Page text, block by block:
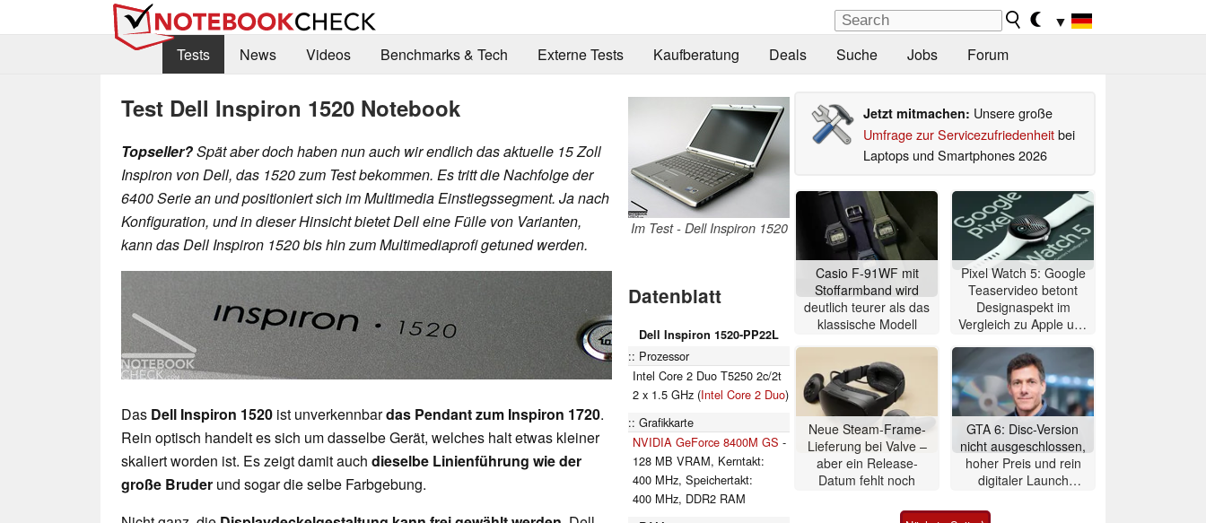
▼
Tests
News Videos Benchmarks & Tech Externe Tests Kaufberatung Deals Suche Jobs Forum
Test Dell Inspiron 1520 Notebook
Topseller?Spät aber doch haben nun auch wir endlich das aktuelle 15 Zoll
Inspiron von Dell, das 1520 zum Test bekommen. Es tritt die Nachfolge der
6400 Serie an und positioniert sich im Multimedia Einstiegssegment. Ja nach
Konfiguration, und in dieser Hinsicht bietet Dell eine Fülle von Varianten,
kann das Dell Inspiron 1520 bis hin zum Multimediaprofi getuned werden.
Das Dell Inspiron 1520 ist unverkennbardas Pendant zum Inspiron 1720.
Rein optisch handelt es sich um dasselbe Gerät, welches halt etwas kleiner
skaliert worden ist. Es zeigt damit auch dieselbe Linienführung wie der
große Bruder und sogar die selbe Farbgebung.
Im Test - Dell Inspiron 1520
Datenblatt
Dell Inspiron 1520-PP22L
Prozessor
Intel Core 2 Duo T5250 2c/2t
2 x 1.5 GHz (Intel Core 2 Duo)
Grafikkarte
NVIDIA GeForce 8400M GS -
128 MB VRAM, Kerntakt:
400 MHz, Speichertakt:
400 MHz, DDR2 RAM
Jetzt mitmachen: Unsere große
Umfrage zur Servicezufriedenheitbei
Laptops und Smartphones 2026
Casio F-91WF mit
Stoffarmband wird
deutlich teurer als das
klassische Modell
Pixel Watch 5: Google
Teaservideo betont
Designaspekt im
Vergleich zu Apple und
Neue Steam-Frame-
Lieferung bei Valve –
aber ein Release-
Datum fehlt noch
GTA 6: Disc-Version
nicht ausgeschlossen,
hoher Preis und rein
digitaler Launch